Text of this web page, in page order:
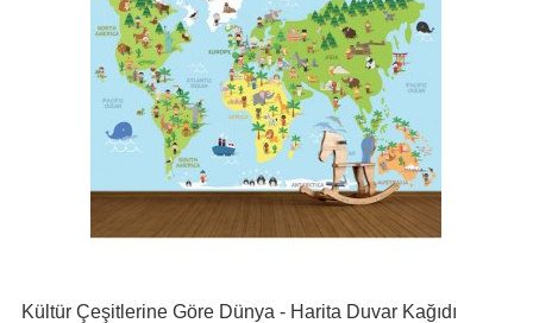
Kültür Çeşitlerine Göre Dünya - Harita Duvar Kağıdı